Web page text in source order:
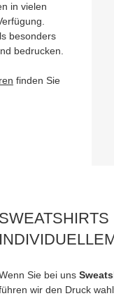
in vielen
besonders
bedrucken.
finden Sie
Sie bei uns
wir den Druck